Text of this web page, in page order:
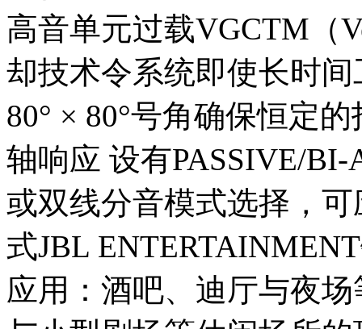
高音单元过载VGCTM（
却技术令系统即使长时
80° × 80°号角确保恒定
轴响应 设有PASSIVE/
或双线分音模式选择，
式JBL
应用：酒吧、迪厅与夜